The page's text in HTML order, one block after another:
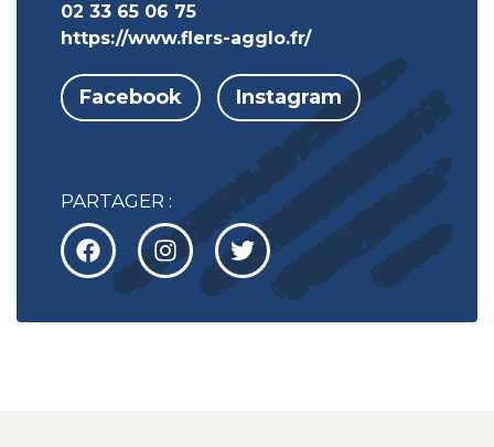
02 33 65 06 75
https://www.flers-agglo.fr/
Facebook Instagram
PARTAGER :